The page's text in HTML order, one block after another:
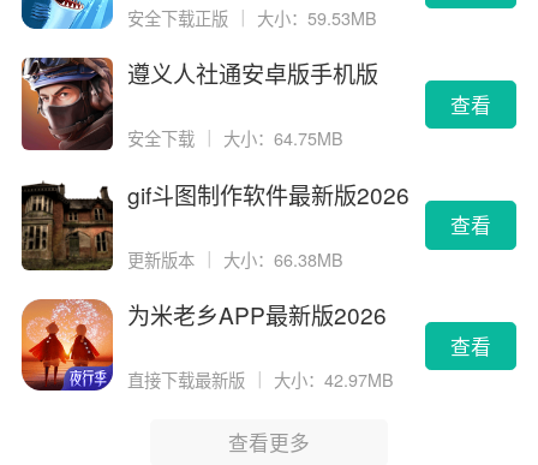
安全下载正版 大小：59.53MB
遵义人社通安卓版手机版
安全下载 大小：64.75MB
查看
gif斗图制作软件最新版2026
更新版本 ｜ 大小：66.38MB
查看
为米老乡APP最新版2026
直接下载最新版 大小：42.97MB
查看
查看更多